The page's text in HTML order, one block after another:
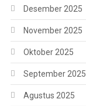
Desember 2025
November 2025
Oktober 2025
September 2025
Agustus 2025